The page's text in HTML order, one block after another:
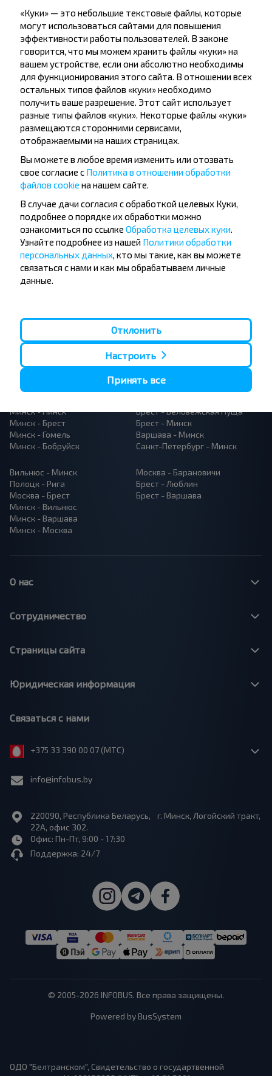
Хотите
путешествовать
дешевле?
Не пропусти специальные акции, скидки и
другие интересные предложения INFOBUS.
Подпишись на получение новостей и
путешествуй с нами дешевле!
Подписаться
Популярные автобусные
направления
Минск - Несвиж
Минск - Пинск
Минск - Брест
Минск - Гомель
Минск - Бобруйск
Минск - Барановичи
Брест - Беловежская Пуща
Брест - Минск
Варшава - Минск
Санкт-Петербург - Минск
Вильнюс - Минск
Полоцк - Рига
Москва - Брест
Минск - Вильнюс
Минск - Варшава
Минск - Москва
Москва - Барановичи
Брест - Люблин
Брест - Варшава
О нас
Сотрудничество
Страницы сайта
Юридическая информация
Связаться с нами
+375 33 390 00 07 (МТС)
info@infobus.by
220090, Республика Беларусь, г. Минск, Логойский тракт,
22А, офис 302.
Офис: Пн-Пт, 9:00 - 17:30
Поддержка: 24/7
© 2005-2026 INFOBUS. Все права защищены.
Powered by BusSystem
ОДО "Белтранском", Свидетельство о государтвенной
«Куки» — это небольшие текстовые файлы, которые
могут использоваться сайтами для повышения
эффективности работы пользователей. В законе
говорится, что мы можем хранить файлы «куки» на
вашем устройстве, если они абсолютно необходимы
для функционирования этого сайта. В отношении всех
остальных типов файлов «куки» необходимо
получить ваше разрешение. Этот сайт использует
разные типы файлов «куки». Некоторые файлы «куки»
размещаются сторонними сервисами,
отображаемыми на наших страницах.
Вы можете в любое время изменить или отозвать
свое согласие с Политика в отношении обработки
файлов cookie на нашем сайте.
В случае дачи согласия с обработкой целевых Куки,
подробнее о порядке их обработки можно
ознакомиться по ссылке Обработка целевых куки.
Узнайте подробнее из нашей Политики обработки
персональных данных, кто мы такие, как вы можете
связаться с нами и как мы обрабатываем личные
данные.
Отклонить
Настроить
Принять все